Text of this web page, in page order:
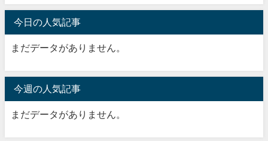
今日の人気記事
まだデータがありません。
今週の人気記事
まだデータがありません。